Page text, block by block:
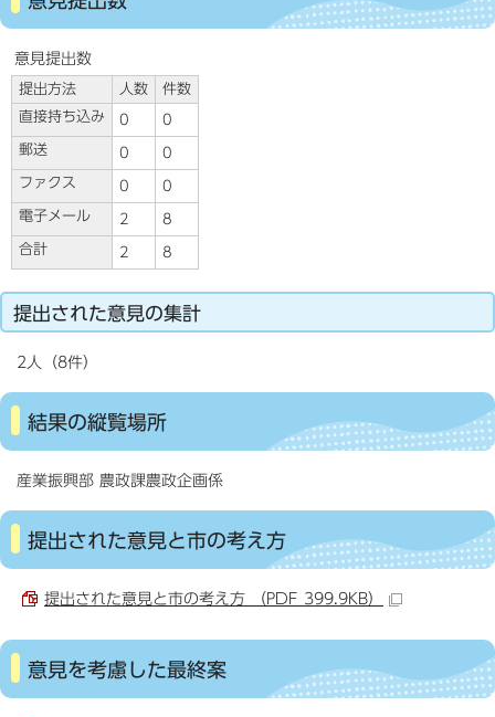
意見提出数
提出方法 人数
件数
直接持ち込み
0 0
郵送 0 0
ファクス 0 0
電子メール 2 8
合計 2 8
提出された意見の集計
2人（8件）
結果の縦覧場所
産業振興部 農政課農政企画係
提出された意見と市の考え方
提出された意見と市の考え方 （PDF 399.9KB）
意見を考慮した最終案